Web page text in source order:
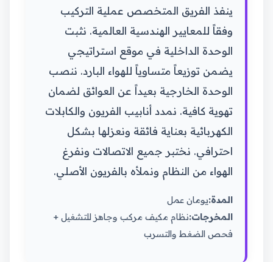
ينفذ الفريق المتخصص عملية التركيب
وفقاً للمعايير الهندسية العالمية. نثبت
الوحدة الداخلية في موقع استراتيجي
يضمن توزيعاً متساوياً للهواء البارد. ننصب
الوحدة الخارجية بعيداً عن العوائق لضمان
تهوية كافية. نمدد أنابيب الفريون والكابلات
الكهربائية بعناية فائقة ونعزلها بشكل
احترافي. نختبر جميع الاتصالات ونفرغ
الهواء من النظام ونملأه بالفريون الأصلي.
المدة:يومان عمل
المخرجات:نظام مكيف مركب وجاهز للتشغيل +
فحص الضغط والتسرب